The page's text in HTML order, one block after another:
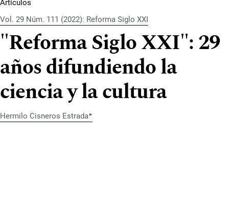
Artículos
Vol. 29 Núm. 111 (2022): Reforma Siglo XXI
"Reforma Siglo XXI": 29
años difundiendo la
ciencia y la cultura
Hermilo Cisneros Estrada▸